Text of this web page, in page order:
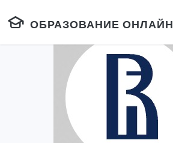
ОБРАЗОВАНИЕ ОНЛАЙН